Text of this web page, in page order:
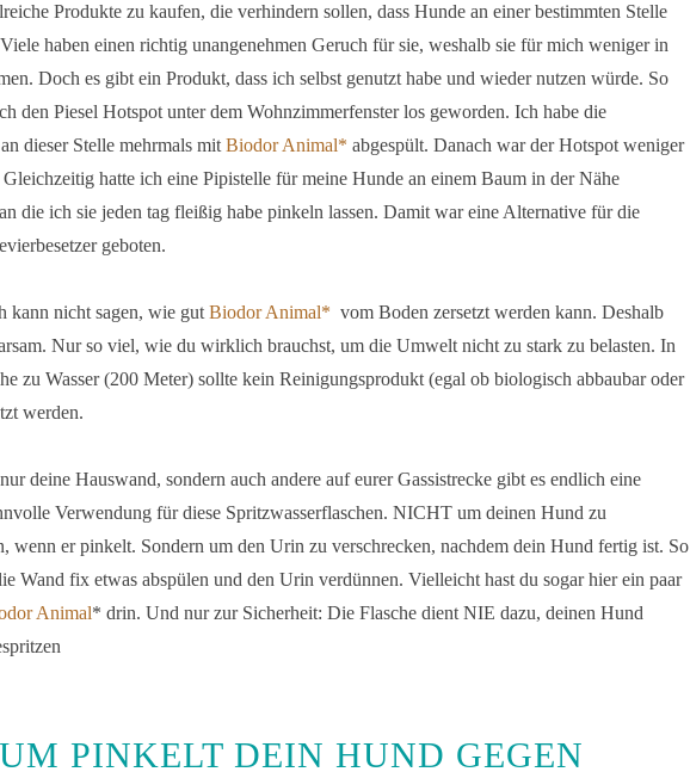
Produkte zu kaufen, die verhindern sollen, dass Hunde an einer bestimmten Stelle
haben einen richtig unangenehmen Geruch für sie, weshalb sie für mich weniger in
Doch es gibt ein Produkt, dass ich selbst genutzt habe und wieder nutzen würde. So
den Piesel Hotspot unter dem Wohnzimmerfenster los geworden. Ich habe die
dieser Stelle mehrmals mit Biodor Animal* abgespült. Danach war der Hotspot weniger
Gleichzeitig hatte ich eine Pipistelle für meine Hunde an einem Baum in der Nähe
die ich sie jeden tag fleißig habe pinkeln lassen. Damit war eine Alternative für die
geboten.
kann nicht sagen, wie gut Biodor Animal* vom Boden zersetzt werden kann. Deshalb
Nur so viel, wie du wirklich brauchst, um die Umwelt nicht zu stark zu belasten. In
zu Wasser (200 Meter) sollte kein Reinigungsprodukt (egal ob biologisch abbaubar oder
werden.
deine Hauswand, sondern auch andere auf eurer Gassistrecke gibt es endlich eine
Verwendung für diese Spritzwasserflaschen. NICHT um deinen Hund zu
wenn er pinkelt. Sondern um den Urin zu verschrecken, nachdem dein Hund fertig ist. So
Wand fix etwas abspülen und den Urin verdünnen. Vielleicht hast du sogar hier ein paar
Animal* drin. Und nur zur Sicherheit: Die Flasche dient NIE dazu, deinen Hund
PINKELT DEIN HUND GEGEN